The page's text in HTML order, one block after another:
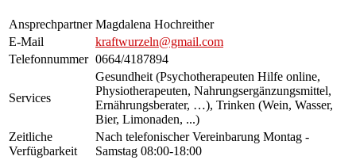
Ansprechpartner Magdalena Hochreither
E-Mail
kraftwurzeln@gmail.com
Telefonnummer 0664/4187894
Services
Gesundheit (Psychotherapeuten Hilfe online,
Physiotherapeuten, Nahrungsergänzungsmittel,
Ernährungsberater, …), Trinken (Wein, Wasser,
Bier, Limonaden, ...)
Zeitliche
Verfügbarkeit
Nach telefonischer Vereinbarung Montag -
Samstag 08:00-18:00